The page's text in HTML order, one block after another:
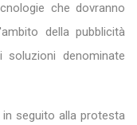
che dovranno
della pubblicità
denominate
seguito alla protesta